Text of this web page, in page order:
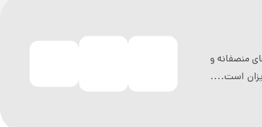
منصفانه و
است....